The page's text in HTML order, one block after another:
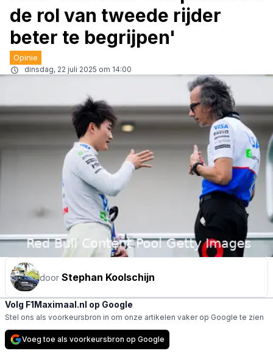
de rol van tweede rijder
beter te begrijpen'
Opinie
dinsdag, 22 juli 2025 om 14:00
door Stephan Koolschijn
Volg F1Maximaal.nl op Google
Stel ons als voorkeursbron in om onze artikelen vaker op Google te zien
Voeg toe als voorkeursbron op Google